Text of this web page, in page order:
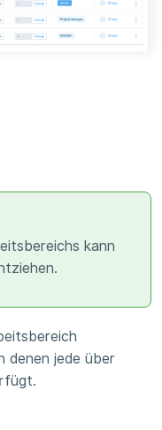
kann
denen jede über